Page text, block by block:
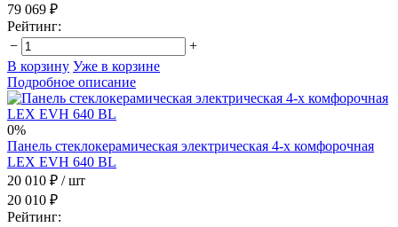
79 069 ₽
Рейтинг:
−
+
В корзину Уже в корзине
Подробное описание
0%
Панель стеклокерамическая электрическая 4-х комфорочная
LEX EVH 640 BL
20 010 ₽ / шт
20 010 ₽
Рейтинг: